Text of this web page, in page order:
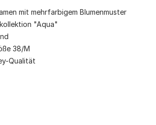
mit mehrfarbigem Blumenmuster
"Aqua"
38/M
Qualität